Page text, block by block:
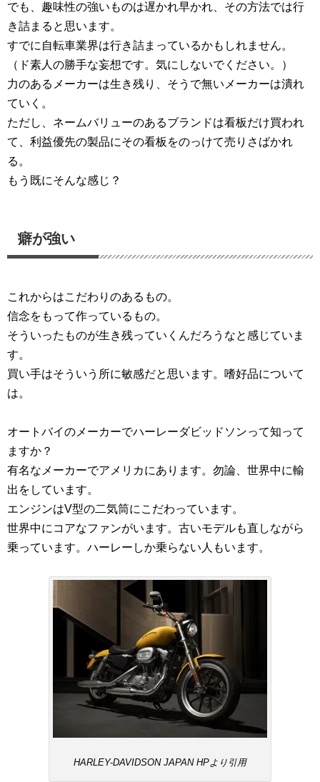
でも、趣味性の強いものは遅かれ早かれ、その方法では行
き詰まると思います。
すでに自転車業界は行き詰まっているかもしれません。
（ド素人の勝手な妄想です。気にしないでください。）
力のあるメーカーは生き残り、そうで無いメーカーは潰れ
ていく。
ただし、ネームバリューのあるブランドは看板だけ買われ
て、利益優先の製品にその看板をのっけて売りさばかれ
る。
もう既にそんな感じ？
癖が強い
これからはこだわりのあるもの。
信念をもって作っているもの。
そういったものが生き残っていくんだろうなと感じていま
す。
買い手はそういう所に敏感だと思います。嗜好品について
は。
オートバイのメーカーでハーレーダビッドソンって知って
ますか？
有名なメーカーでアメリカにあります。勿論、世界中に輸
出をしています。
エンジンはV型の二気筒にこだわっています。
世界中にコアなファンがいます。古いモデルも直しながら
乗っています。ハーレーしか乗らない人もいます。
HARLEY-DAVIDSON JAPAN HPより引用